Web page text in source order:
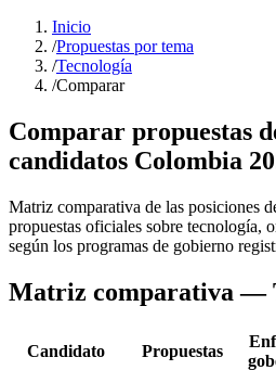
Inicio
/Propuestas por tema
/Tecnología
/Comparar
Comparar propuestas
candidatos Colombia
Matriz comparativa de las posiciones
propuestas oficiales sobre tecnología,
según los programas de gobierno
Matriz comparativa —
Candidato Propuestas